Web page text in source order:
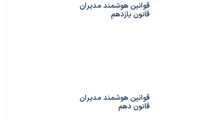
قوانین هوشمند مدیران
قانون یازدهم
قوانین هوشمند مدیران
قانون دهم